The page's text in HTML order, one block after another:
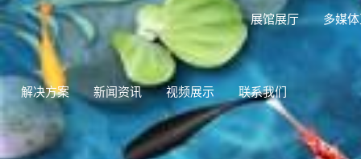
展馆展厅 多媒
解决方案 新闻资讯 视频展示 联系我们